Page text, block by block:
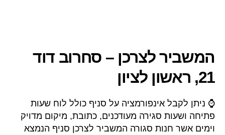
המשביר לצרכן – סחרוב דוד
21, ראשון לציון
⌚ ניתן לקבל אינפורמציה על סניף כולל לוח שעות
פתיחה ושעות סגירה מעודכנים, כתובת, מיקום מדויק
וימים אשר חנות סגורה המשביר לצרכן סניף הנמצא